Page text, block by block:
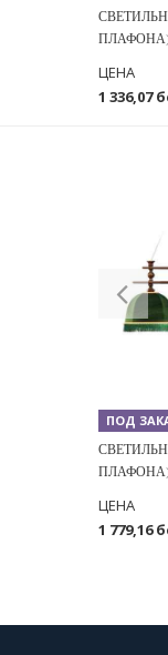
ПЛАФОНА)
1 336,07
ЦЕНА
ПОД
1 779,16
ЦЕНА